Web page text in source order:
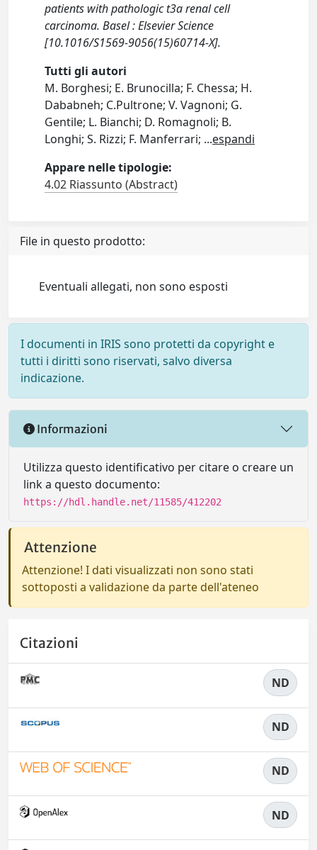
patients with pathologic t3a renal cell
carcinoma. Basel : Elsevier Science
[10.1016/S1569-9056(15)60714-X].
Tutti gli autori
M. Borghesi; E. Brunocilla; F. Chessa; H.
Dababneh; C.Pultrone; V. Vagnoni; G.
Gentile; L. Bianchi; D. Romagnoli; B.
Longhi; S. Rizzi; F. Manferrari; ...espandi
Appare nelle tipologie:
4.02 Riassunto (Abstract)
File in questo prodotto:
Eventuali allegati, non sono esposti
I documenti in IRIS sono protetti da copyright e
tutti i diritti sono riservati, salvo diversa
indicazione.
Informazioni
Utilizza questo identificativo per citare o creare un
link a questo documento:
https://hdl.handle.net/11585/412202
Attenzione
Attenzione! I dati visualizzati non sono stati
sottoposti a validazione da parte dell'ateneo
Citazioni
ND
ND
ND
ND